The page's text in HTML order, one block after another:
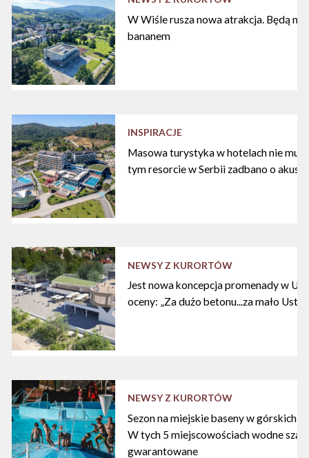
W Wiśle rusza nowa atrakcja. Będą
bananem
INSPIRACJE
Masowa turystyka w hotelach nie musi
tym resorcie w Serbii zadbano o
NEWSY Z KURORTÓW
Jest nowa koncepcja promenady w
oceny: „Za dużo betonu...za mało
NEWSY Z KURORTÓW
Sezon na miejskie baseny w górskich
W tych 5 miejscowościach wodne
gwarantowane